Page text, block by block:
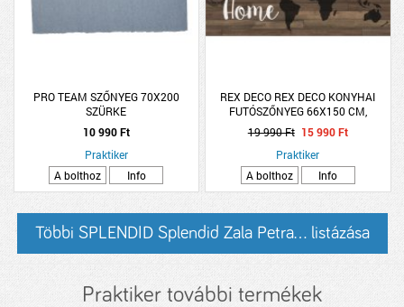
PRO TEAM SZŐNYEG 70X200
SZÜRKE
10 990 Ft
Praktiker
A bolthoz
Info
REX DECO REX DECO KONYHAI
FUTÓSZŐNYEG 66X150 CM,
VILÁGTÉRKÉP
19 990 Ft 15 990 Ft
Praktiker
A bolthoz
Info
Többi SPLENDID Splendid Zala Petra... listázása
Praktiker további termékek